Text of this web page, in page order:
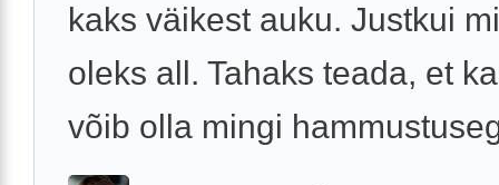
kaks väikest auku. Justkui
oleks all. Tahaks teada, et
võib olla mingi